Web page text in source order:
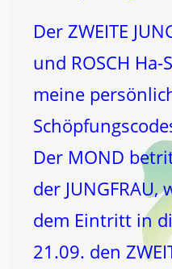
Der ZWEITE
und ROSCH
meine
Der MOND
der
dem Eintritt in
21.09. den